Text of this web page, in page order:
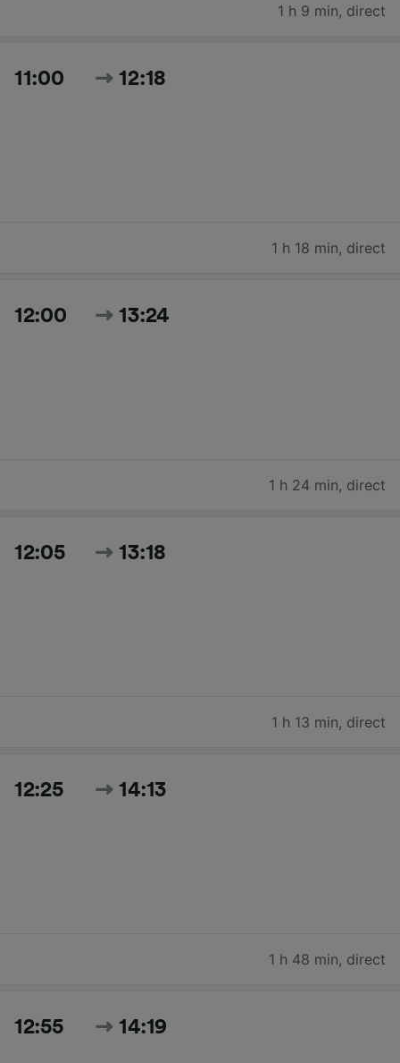
1 h 9 min, direct
11:00 12:18
1 h 18 min, direct
12:00 13:24
1 h 24 min, direct
12:05 13:18
1 h 13 min, direct
12:25 14:13
1 h 48 min, direct
12:55 14:19